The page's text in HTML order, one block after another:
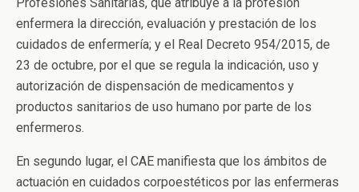
enfermera la dirección, evaluación y prestación de los
cuidados de enfermería; y el Real Decreto 954/2015, de
23 de octubre, por el que se regula la indicación, uso y
autorización de dispensación de medicamentos y
productos sanitarios de uso humano por parte de los
enfermeros.
En segundo lugar, el CAE manifiesta que los ámbitos de
actuación en cuidados corpoestéticos por las enfermeras